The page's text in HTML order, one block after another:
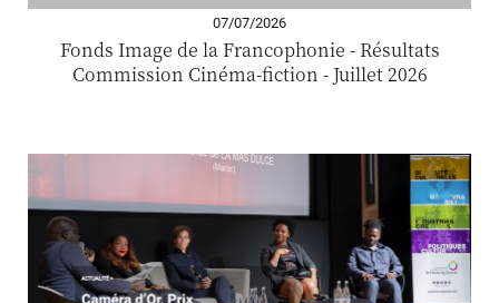
07/07/2026
Fonds Image de la Francophonie - Résultats
Commission Cinéma-fiction - Juillet 2026